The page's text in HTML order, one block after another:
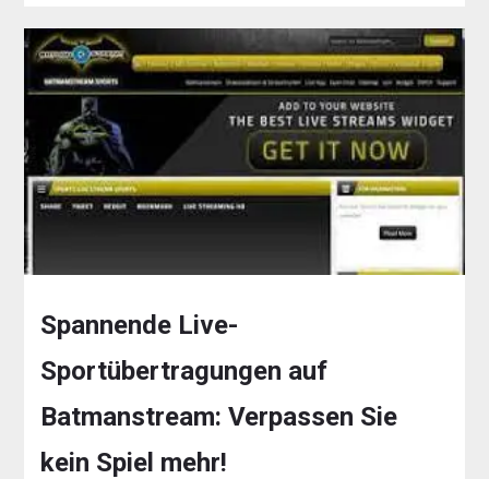
Spannende Live-
Sportübertragungen auf
Batmanstream: Verpassen Sie
kein Spiel mehr!